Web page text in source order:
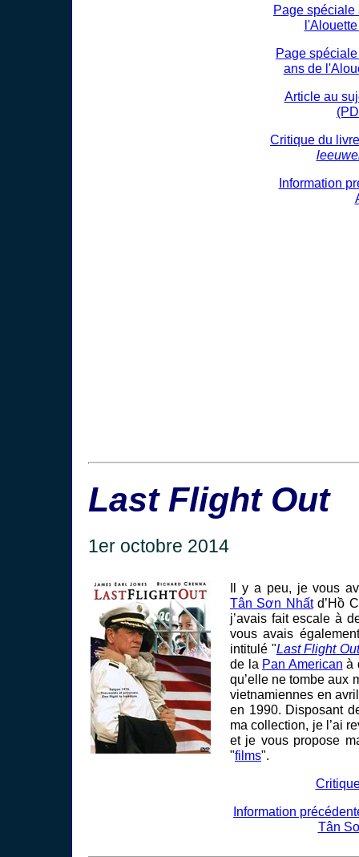
Page spéciale
Page
ans de
Article au
Critique du
Information
Last Flight Out
1er octobre 2014
Il y a peu, je vous
Tân Sơn Nhấtd’Hồ
j’avais fait escale à
vous avais
intitulé "Last Flight
de la Pan American à
qu’elle ne tombe aux
vietnamiennes en
en 1990. Disposant
ma collection, je l’ai
et je vous propose
"films".
Information
Tân